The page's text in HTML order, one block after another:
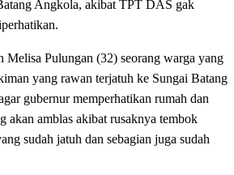
Angkola, akibat TPT DAS gak
Melisa Pulungan (32) seorang warga yang
yang rawan terjatuh ke Sungai Batang
gubernur memperhatikan rumah dan
akan amblas akibat rusaknya tembok
sudah jatuh dan sebagian juga sudah